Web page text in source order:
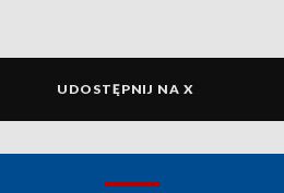
UDOSTĘPNIJ NA X